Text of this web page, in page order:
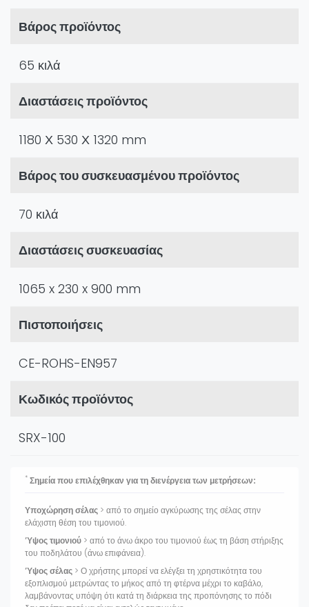
Βάρος προϊόντος
65 κιλά
Διαστάσεις προϊόντος
1180 Χ 530 Χ 1320 mm
Βάρος του συσκευασμένου προϊόντος
70 κιλά
Διαστάσεις συσκευασίας
1065 x 230 x 900 mm
Πιστοποιήσεις
CE-ROHS-EN957
Κωδικός προϊόντος
SRX-100
* Σημεία που επιλέχθηκαν για τη διενέργεια των μετρήσεων:
Υποχώρηση σέλας > από το σημείο αγκύρωσης της σέλας στην
ελάχιστη θέση του τιμονιού.
Ύψος τιμονιού > από το άνω άκρο του τιμονιού έως τη βάση στήριξης
του ποδηλάτου (άνω επιφάνεια).
Ύψος σέλας > Ο χρήστης μπορεί να ελέγξει τη χρηστικότητα του
εξοπλισμού μετρώντας το μήκος από τη φτέρνα μέχρι το καβάλο,
λαμβάνοντας υπόψη ότι κατά τη διάρκεια της προπόνησης το πόδι